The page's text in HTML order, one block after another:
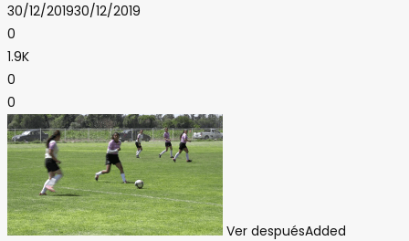
30/12/201930/12/2019
0
1.9K
0
0
Ver despuésAdded